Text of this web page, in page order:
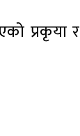
प्रकृया र